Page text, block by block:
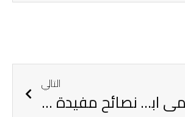
كيف احمي ابني من التنمر في المدرسة؟
التالي
نصائح مفيدة للأمهات العاملات